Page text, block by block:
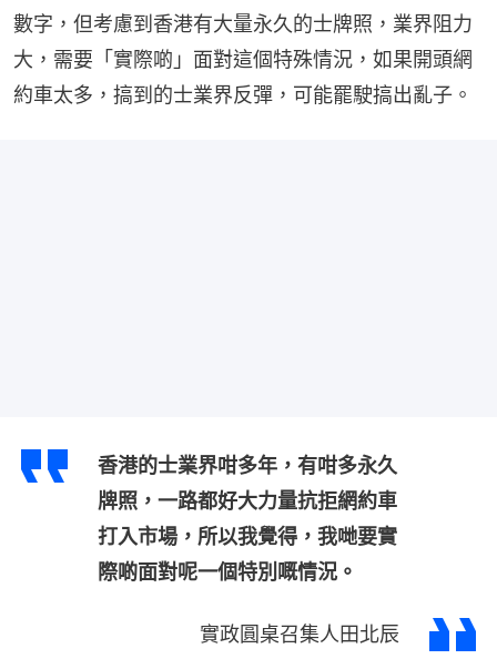
數字，但考慮到香港有大量永久的士牌照，業界阻力
大，需要「實際啲」面對這個特殊情況，如果開頭網
約車太多，搞到的士業界反彈，可能罷駛搞出亂子。
香港的士業界咁多年，有咁多永久
牌照，一路都好大力量抗拒網約車
打入市場，所以我覺得，我哋要實
際啲面對呢一個特別嘅情況。
實政圓桌召集人田北辰